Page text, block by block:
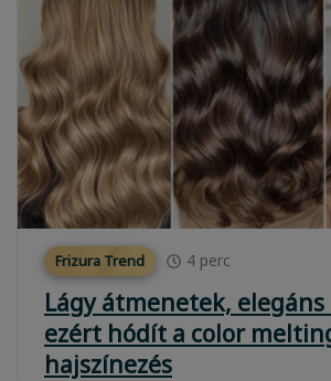
Frizura Trend 4 perc
Lágy átmenetek, elegáns
ezért hódít a color
hajszínezés